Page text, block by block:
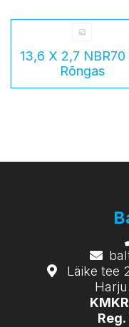
13,6 X 2,7 NBR70
Rõngas
Läike tee